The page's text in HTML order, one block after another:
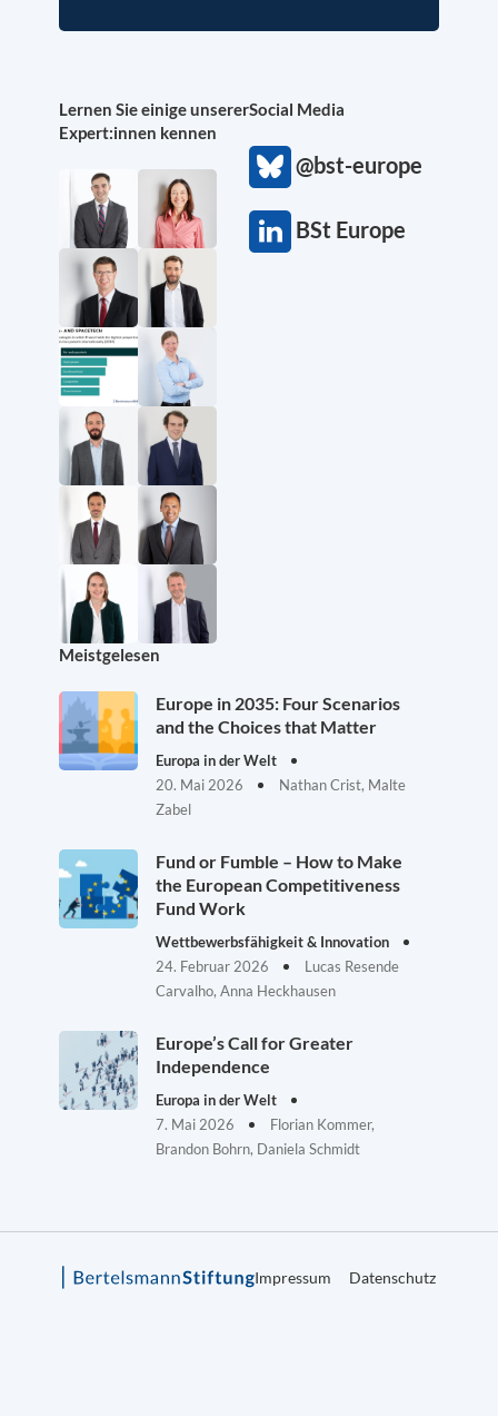
Lernen Sie einige unserer
Expert:innen kennen
Social Media
@bst-europe
BSt Europe
Meistgelesen
Europe in 2035: Four Scenarios
and the Choices that Matter
Europa in der Welt
20. Mai 2026
Nathan Crist, Malte
Zabel
Fund or Fumble – How to Make
the European Competitiveness
Fund Work
Wettbewerbsfähigkeit & Innovation
24. Februar 2026
Lucas Resende
Carvalho, Anna Heckhausen
Europe’s Call for Greater
Independence
Europa in der Welt
7. Mai 2026
Florian Kommer,
Brandon Bohrn, Daniela Schmidt
Impressum Datenschutz